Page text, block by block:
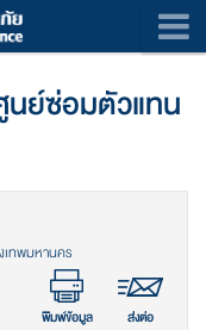
ย์ซ่อมตัวแทน
เทพมหานคร
พิมพ์ข้อมูล ส่งต่อ